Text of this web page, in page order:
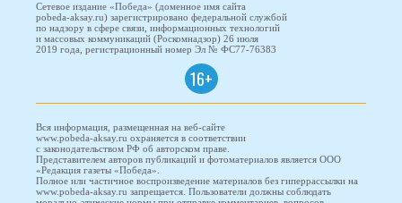
Сетевое издание «Победа» (доменное имя сайта
pobeda-aksay.ru) зарегистрировано федеральной службой
по надзору в сфере связи, информационных технологий
и массовых коммуникаций (Роскомнадзор) 26 июля
2019 года, регистрационный номер Эл № ФС77-76383
16+
Вся информация, размещенная на веб-сайте
www.pobeda-aksay.ru охраняется в соответствии
с законодательством РФ об авторском праве.
Представителем авторов публикаций и фотоматериалов является ООО
«Редакция газеты «Победа».
Полное или частичное воспроизведение материалов без гиперрассылки на
www.pobeda-aksay.ru запрещается. Пользователи должны соблюдать